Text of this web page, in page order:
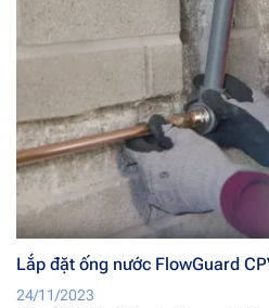
Lắp đặt ống nước FlowGuard
24/11/2023